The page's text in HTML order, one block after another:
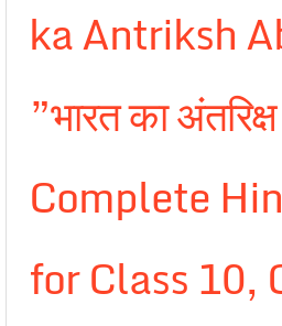
ka Antriksh
”भारत का
Complete
for Class 10,